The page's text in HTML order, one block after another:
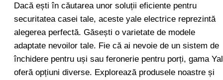
Dacă ești în căutarea unor soluții eficiente pentru
securitatea casei tale, aceste yale electrice reprezintă
alegerea perfectă. Găsești o varietate de modele
adaptate nevoilor tale. Fie că ai nevoie de un sistem de
închidere pentru uși sau feronerie pentru porți, gama
oferă opțiuni diverse. Explorează produsele noastre și